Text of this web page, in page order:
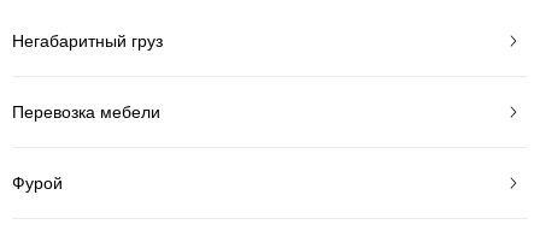
Негабаритный груз
Перевозка мебели
Фурой